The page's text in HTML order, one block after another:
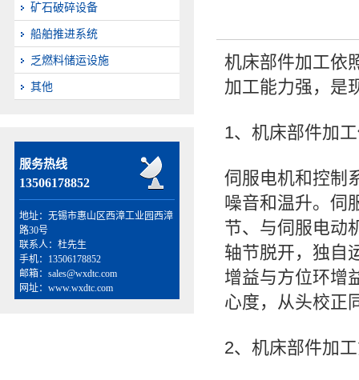
矿石破碎设备
船舶推进系统
乏燃料储运设施
其他
服务热线
13506178852
地址：无锡市惠山区西漳工业园西漳
路30号
联系人：杜先生
手机：13506178852
邮箱：sales@wxdtc.com
网址：www.wxdtc.com
机床部件加工依
加工能力强，是
1、机床部件加
伺服电机和控制
噪音和温升。伺
节、与伺服电动
轴节脱开，独自
增益与方位环增
心度，从头校正
2、机床部件加